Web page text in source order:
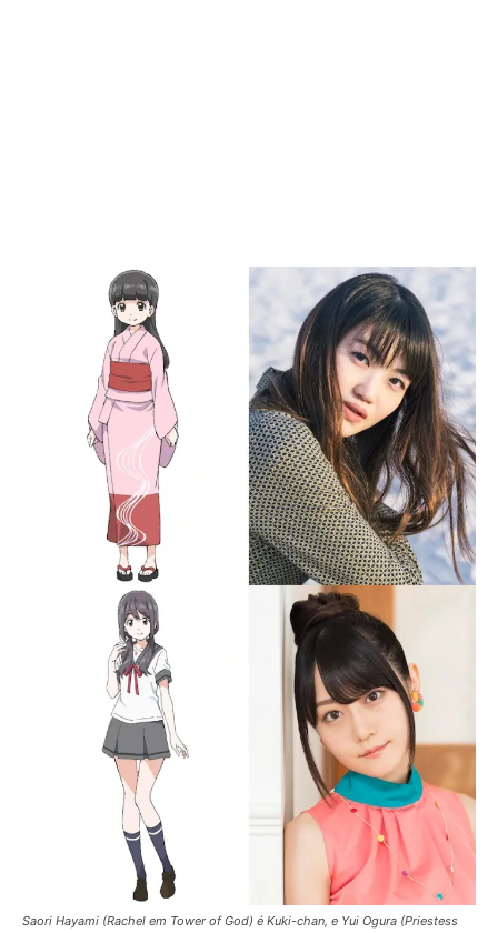
Saori Hayami (Rachel em Tower of God) é Kuki-chan, e Yui Ogura (Priestess